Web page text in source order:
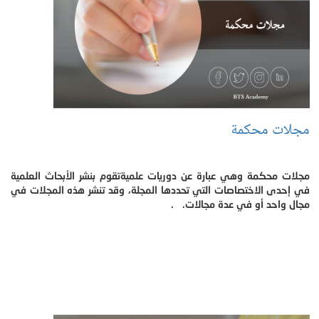
مجلات محكمة
مجلات محكمة وهي عبارة عن دوريات علميةتقوم بنشر الأبحاث العلمية
في إحدى الاختصاصات التي تحددها المجلة، وقد تنشر هذه المجلات في
مجال واحد أو في عدة مجالات. .